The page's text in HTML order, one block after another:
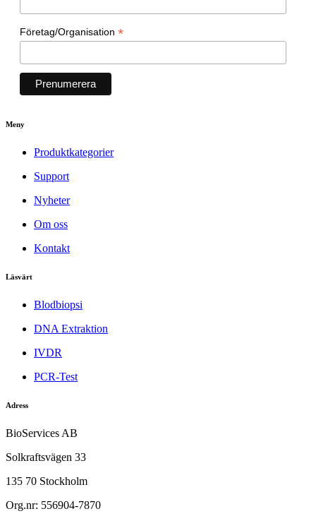
Företag/Organisation *
Meny
Produktkategorier
Support
Nyheter
Om oss
Kontakt
Läsvärt
Blodbiopsi
DNA Extraktion
IVDR
PCR-Test
Adress
BioServices AB
Solkraftsvägen 33
135 70 Stockholm
Org.nr: 556904-7870